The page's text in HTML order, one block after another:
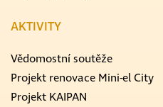
AKTIVITY
Vědomostní soutěže
Projekt renovace Mini-el City
Projekt KAIPAN